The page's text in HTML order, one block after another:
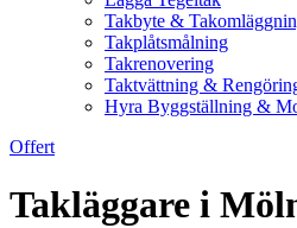
Takbyte &
Takplåtsmålning
Takrenovering
Taktvättning &
Hyra Byggställning &
Offert
Takläggare i